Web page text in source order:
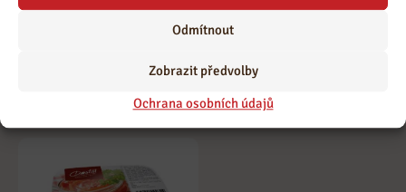
Odmítnout
Zobrazit předvolby
Ochrana osobních údajů
Chlebíček s
Domácí knedlík